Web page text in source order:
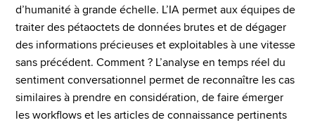
d’humanité à grande échelle. L’IA permet aux équipes de
traiter des pétaoctets de données brutes et de dégager
des informations précieuses et exploitables à une vitesse
sans précédent. Comment ? L’analyse en temps réel du
sentiment conversationnel permet de reconnaître les cas
similaires à prendre en considération, de faire émerger
les workflows et les articles de connaissance pertinents